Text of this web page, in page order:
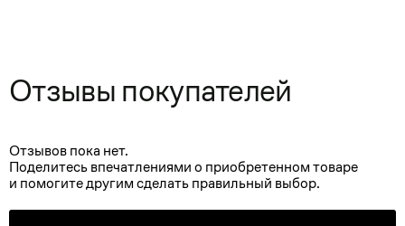
Отзывы покупателей
Отзывов пока нет.
Поделитесь впечатлениями о приобретенном товаре
и помогите другим сделать правильный выбор.